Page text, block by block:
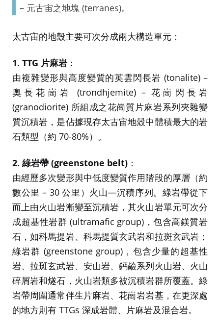
– 元古宙之地塊 (terranes)。
太古宙的地殼主要可次分成兩大構造單元：
1. TTG 片麻岩 ：
由複雜變形與高度變質的英雲閃長岩 (tonalite) –
奧長花崗岩 (trondhjemite) – 花崗閃長岩
(granodiorite) 所組成之花崗質片麻岩系列夾雜變
質沉積岩，是佔據現存太古宙地殼中體積最大的岩
石類型（約 70-80%）。
2. 綠岩帶 (greenstone belt) ：
由經歷多次變形與中低度變質作用階段的厚層（約
數公里 – 30 公里）火山―沉積序列。綠岩帶從下
而上由火山岩漸變至沉積岩，其火山岩單元可次分
成超基性岩群 (ultramafic group)，包含高鎂質岩
石，如科馬提岩、科馬提質玄武岩和拉斑玄武岩；
綠岩群 (greenstone group)，包含少量的超基性
岩、拉斑玄武岩、安山岩、鈣鹼系列火山岩、火山
碎屑岩和燧石，火山岩類多被沉積岩群所覆蓋。綠
岩帶周圍通常伴生片麻岩、花崗岩岩基，在更深處
的地方則有 TTGs 深成岩體、片麻岩及混合岩。